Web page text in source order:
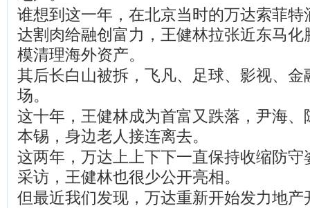
谁想到这一年，在北京当时的万达索菲特
达割肉给融创富力，王健林拉张近东马化
模清理海外资产。
其后长白山被拆，飞凡、足球、影视、金
场。
这十年，王健林成为首富又跌落，尹海、
本锡，身边老人接连离去。
这两年，万达上上下下一直保持收缩防守
采访，王健林也很少公开亮相。
但最近我们发现，万达重新开始发力地产